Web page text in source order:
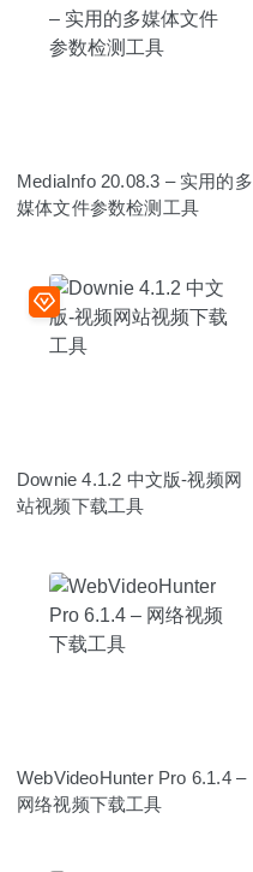
MediaInfo 20.08.3 – 实用的多
媒体文件参数检测工具
Downie 4.1.2 中文版-视频网
站视频下载工具
WebVideoHunter Pro 6.1.4 –
网络视频下载工具